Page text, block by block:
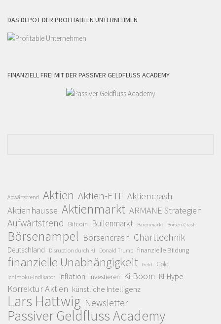
DAS DEPOT DER PROFITABLEN UNTERNEHMEN
FINANZIELL FREI MIT DER PASSIVER GELDFLUSS ACADEMY
Abwärtstrend Aktien Aktien-ETF Aktiencrash
Aktienhausse Aktienmarkt ARMANE Strategien
Aufwärtstrend Bitcoin Bullenmarkt Bärenmarkt Börsen-Crash
Börsenampel Börsencrash Charttechnik
Deutschland Disruption durch KI Donald Trump finanzielle Bildung
finanzielle Unabhängigkeit Geld Gold
Ichimoku-Indikator Inflation investieren Ki-Boom KI-Hype
Korrektur Aktien künstliche Intelligenz
Lars Hattwig Newsletter
Passiver Geldfluss Academy